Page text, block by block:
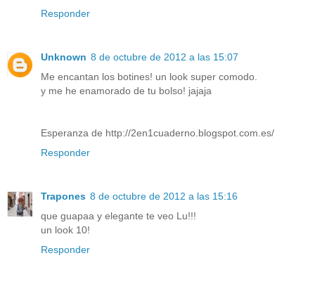
Responder
Unknown 8 de octubre de 2012 a las 15:07
Me encantan los botines! un look super comodo.
y me he enamorado de tu bolso! jajaja
Esperanza de http://2en1cuaderno.blogspot.com.es/
Responder
Trapones 8 de octubre de 2012 a las 15:16
que guapaa y elegante te veo Lu!!!
un look 10!
Responder